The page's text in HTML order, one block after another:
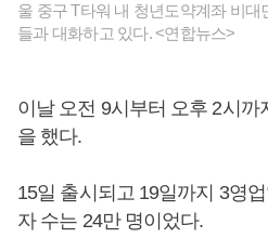
울 중구 T타워 내 청년도약계좌 비
들과 대화하고 있다. <연합뉴스>
이날 오전 9시부터 오후 2시까
을 했다.
15일 출시되고 19일까지 3영
자 수는 24만 명이었다.